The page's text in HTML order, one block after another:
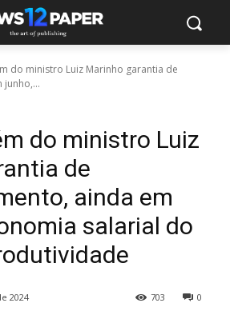
do ministro Luiz Marinho garantia de
junho,...
do ministro Luiz
de
ainda em
salarial do
2024 0
703